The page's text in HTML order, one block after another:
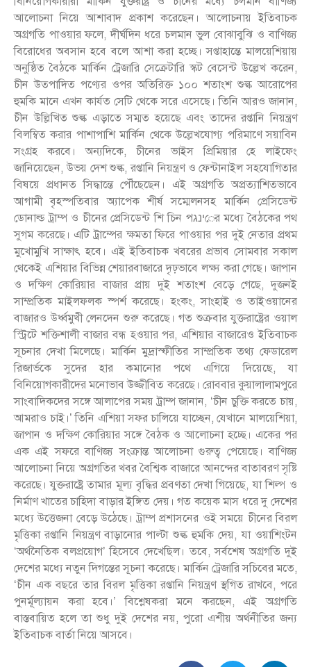
আলোচনা নিয়ে আশাবাদ প্রকাশ করেছেন। আলোচনায় ইতিবাচক
অগ্রগতি পাওয়ার ফলে, দীর্ঘদিন ধরে চলমান ভুল বোঝাবুঝি ও বাণিজ্য
বিরোধের অবসান হবে বলে আশা করা হচ্ছে। সপ্তাহান্তে মালয়েশিয়ায়
অনুষ্ঠিত বৈঠকে মার্কিন ট্রেজারি সেক্রেটারি স্কট বেসেন্ট উল্লেখ করেন,
চীন উত্পাদিত পণ্যের ওপর অতিরিক্ত ১০০ শতাংশ শুল্ক আরোপের
হুমকি মানে এখন কার্যত সেটি থেকে সরে এসেছে। তিনি আরও জানান,
চীন উল্লিখিত শুল্ক এড়াতে সম্মত হয়েছে এবং তাদের রপ্তানি নিয়ন্ত্রণ
বিলম্বিত করার পাশাপাশি মার্কিন থেকে উল্লেখযোগ্য পরিমাণে সয়াবিন
সংগ্রহ করবে। অন্যদিকে, চীনের ভাইস প্রিমিয়ার হে লাইফেং
জানিয়েছেন, উভয় দেশ শুল্ক, রপ্তানি নিয়ন্ত্রণ ও ফেন্টানাইল সহযোগিতার
বিষয়ে প্রধানত সিদ্ধান্তে পৌঁছেছেন। এই অগ্রগতি অপ্রত্যাশিতভাবে
আগামী বৃহস্পতিবার অ্যাপেক শীর্ষ সম্মেলনসহ মার্কিন প্রেসিডেন্ট
ডোনাল্ড ট্রাম্প ও চীনের প্রেসিডেন্ট শি চিন পינגের মধ্যে বৈঠকের পথ
সুগম করেছে। এটি ট্রাম্পের ক্ষমতা ফিরে পাওয়ার পর দুই নেতার প্রথম
মুখোমুখি সাক্ষাৎ হবে। এই ইতিবাচক খবরের প্রভাব সোমবার সকাল
থেকেই এশিয়ার বিভিন্ন শেয়ারবাজারে দৃঢ়ভাবে লক্ষ্য করা গেছে। জাপান
ও দক্ষিণ কোরিয়ার বাজার প্রায় দুই শতাংশ বেড়ে গেছে, দুজনই
সাম্প্রতিক মাইলফলক স্পর্শ করেছে। হংকং, সাংহাই ও তাইওয়ানের
বাজারও উর্ধ্বমুখী লেনদেন শুরু করেছে। গত শুক্রবার যুক্তরাষ্ট্রের ওয়াল
স্ট্রিটে শক্তিশালী বাজার বন্ধ হওয়ার পর, এশিয়ার বাজারেও ইতিবাচক
সূচনার দেখা মিলেছে। মার্কিন মুদ্রাস্ফীতির সাম্প্রতিক তথ্য ফেডারেল
রিজার্ভকে সুদের হার কমানোর পথে এগিয়ে দিয়েছে, যা
বিনিয়োগকারীদের মনোভাব উজ্জীবিত করেছে। রোববার কুয়ালালামপুরে
সাংবাদিকদের সঙ্গে আলাপের সময় ট্রাম্প জানান, ‘চীন চুক্তি করতে চায়,
আমরাও চাই।’ তিনি এশিয়া সফর চালিয়ে যাচ্ছেন, যেখানে মালয়েশিয়া,
জাপান ও দক্ষিণ কোরিয়ার সঙ্গে বৈঠক ও আলোচনা হচ্ছে। একের পর
এক এই সফরে বাণিজ্য সংক্রান্ত আলোচনা গুরুত্ব পেয়েছে। বাণিজ্য
আলোচনা নিয়ে অগ্রগতির খবর বৈশ্বিক বাজারে আনন্দের বাতাবরণ সৃষ্টি
করেছে। যুক্তরাষ্ট্রে তামার মূল্য বৃদ্ধির প্রবণতা দেখা গিয়েছে, যা শিল্প ও
নির্মাণ খাতের চাহিদা বাড়ার ইঙ্গিত দেয়। গত কয়েক মাস ধরে দু দেশের
মধ্যে উত্তেজনা বেড়ে উঠেছে। ট্রাম্প প্রশাসনের ওই সময়ে চীনের বিরল
মৃত্তিকা রপ্তানি নিয়ন্ত্রণ বাড়ানোর পাল্টা শুল্ক হুমকি দেয়, যা ওয়াশিংটন
‘অর্থনৈতিক বলপ্রয়োগ’ হিসেবে দেখেছিল। তবে, সর্বশেষ অগ্রগতি দুই
দেশের মধ্যে নতুন দিগন্তের সূচনা করেছে। মার্কিন ট্রেজারি সচিবের মতে,
‘চীন এক বছরে তার বিরল মৃত্তিকা রপ্তানি নিয়ন্ত্রণ স্থগিত রাখবে, পরে
পুনর্মূল্যায়ন করা হবে।’ বিশ্লেষকরা মনে করছেন, এই অগ্রগতি
বাস্তবায়িত হলে তা শুধু দুই দেশের নয়, পুরো এশীয় অর্থনীতির জন্য
ইতিবাচক বার্তা নিয়ে আসবে।